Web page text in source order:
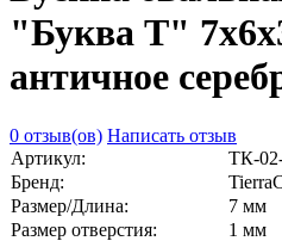
"Буква T"
античное
0 отзыв(ов) Написать отзыв
Артикул:
ТК-
Бренд:
Размер/Длина:
7 мм
Размер отверстия:
1 мм